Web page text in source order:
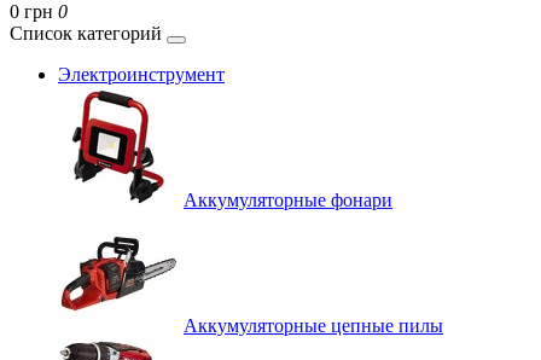
0 грн 0
Список категорий
Электроинструмент
Аккумуляторные фонари
Аккумуляторные цепные пилы